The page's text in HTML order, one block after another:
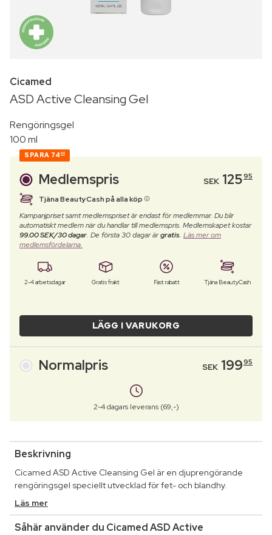
Cicamed
ASD Active Cleansing Gel
Rengöringsgel
100 ml
SPARA 74 00
Medlemspris SEK 12595
Tjäna BeautyCash på alla köp
Kampanjpriset samt medlemspriset är endast för medlemmar. Du blir
automatiskt medlem när du handlar till medlemspris. Medlemskapet kostar
99.00 SEK/30 dagar. De första 30 dagar ärgratis. Läs mer om
medlemsfördelarna.
2-4 arbetsdagar Gratis frakt Fast rabatt Tjäna BeautyCash
LÄGG I VARUKORG
Normalpris SEK 19995
2-4 dagars leverans (69,-)
Beskrivning
Cicamed ASD Active Cleansing Gel är en djuprengörande
rengöringsgel speciellt utvecklad för fet- och blandhy.
Läs mer
Såhär använder du Cicamed ASD Active